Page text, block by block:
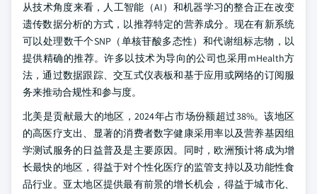
从技术角度来看，人工智能（AI）和机器学习的整合正在改变
遗传数据分析的方式，以推荐特定的营养成分。现在有新系统
可以处理数千个SNP（单核苷酸多态性）和代谢组标志物，以
提供精确的推荐。许多以技术为导向的公司也采用mHealth方
法，通过数据跟踪、交互式仪表板和基于应用或网络的订阅服
务来推动合规性和参与度。
北美是贡献最大的地区，2024年占市场份额超过38%。该地区
的高医疗支出、显著的消费者数字健康采用率以及营养基因组
学测试服务的日益普及是主要原因。同时，欧洲预计将成为增
长最快的地区，得益于对个性化医疗的监管支持以及功能性食
品行业。亚太地区提供最有前景的增长机会，得益于城市化、